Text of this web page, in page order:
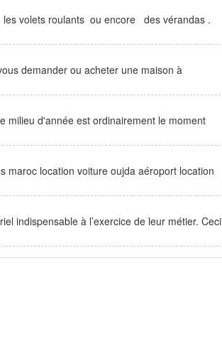
volets roulants ou encore des vérandas .
demander ou acheter une maison à
milieu d'année est ordinairement le moment
maroc location voiture oujda aéroport location
indispensable à l’exercice de leur métier. Ceci